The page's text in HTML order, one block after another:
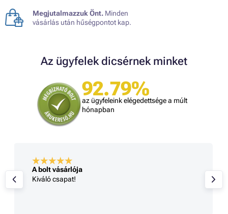
Megjutalmazzuk Önt. Minden
vásárlás után hűségpontot kap.
Az ügyfelek dicsérnek minket
92.79%
az ügyfeleink elégedettsége a múlt
hónapban
A bolt vásárlója
Kiváló csapat!